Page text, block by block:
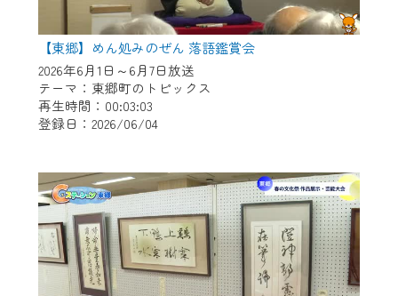
【東郷】めん処みのぜん 落語鑑賞会
2026年6月1日～6月7日放送
テーマ：東郷町のトピックス
再生時間：00:03:03
登録日：2026/06/04